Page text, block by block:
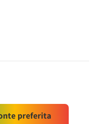
preferita